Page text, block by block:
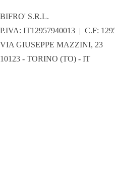
BIFRO' S.R.L.
P.IVA: IT12957940013 | C.F:
VIA GIUSEPPE MAZZINI, 23
10123 - TORINO (TO) - IT